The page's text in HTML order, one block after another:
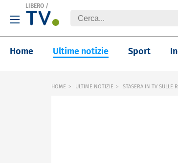
LIBERO /
Home Ultime notizie Sport
HOME ULTIME NOTIZIE STASERA IN TV SULLE